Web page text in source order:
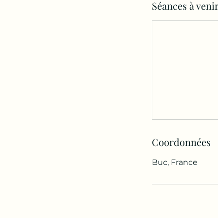
Séances à
Coordonnées
Buc, France